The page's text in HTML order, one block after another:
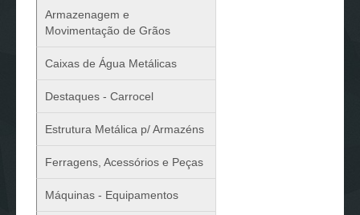
Armazenagem e
Movimentação de Grãos
Caixas de Água Metálicas
Destaques - Carrocel
Estrutura Metálica p/ Armazéns
Ferragens, Acessórios e Peças
Máquinas - Equipamentos